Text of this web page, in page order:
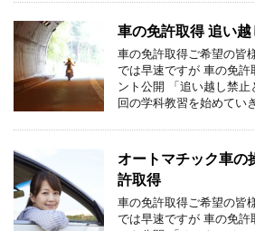
車の免許取得 追い
車の免許取得ご希望の皆
では早速ですが 車の免許
ント公開 「追い越し禁
回の学科教習を始めてい
オートマチック車の
許取得
車の免許取得ご希望の皆
では早速ですが 車の免許